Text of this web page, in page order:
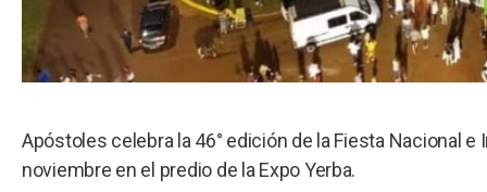
Apóstoles celebra la 46° edición de la Fiesta Nacional
noviembre en el predio de la Expo Yerba.